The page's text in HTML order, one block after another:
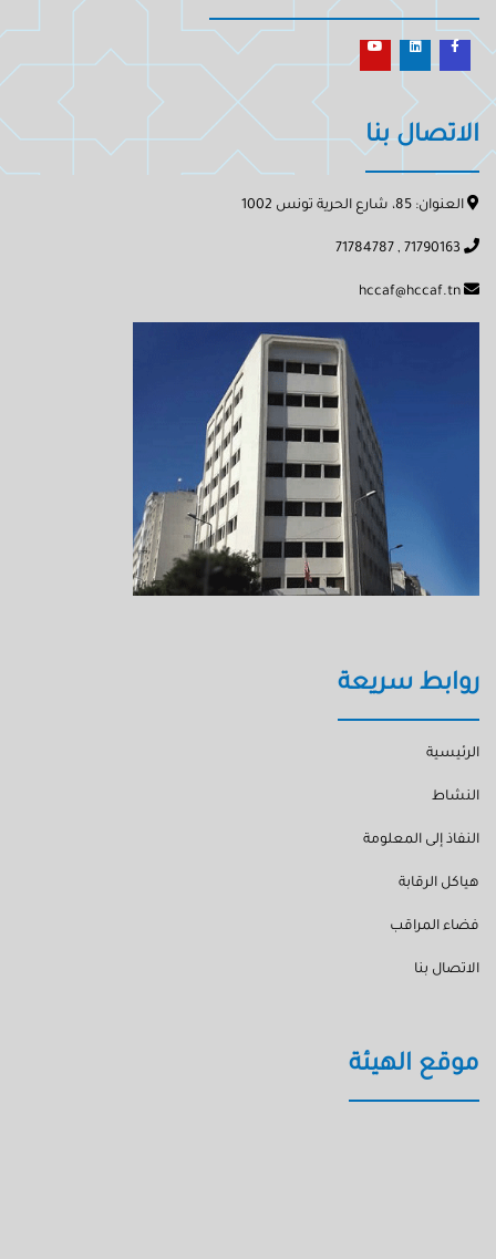
الاتصال بنا
العنوان: 85، شارع الحرية تونس 1002
روابط سريعة
الرئيسية
النشاط
النفاذ إلى المعلومة
هياكل الرقابة
فضاء المراقب
الاتصال بنا
موقع الهيئة